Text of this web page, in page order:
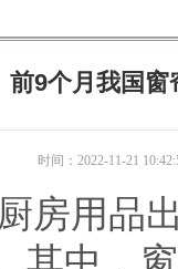
前9个月我国窗
时间：2022-11-21
房用品